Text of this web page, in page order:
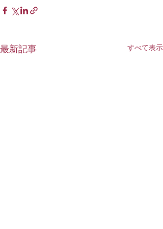
最新記事 すべて表示